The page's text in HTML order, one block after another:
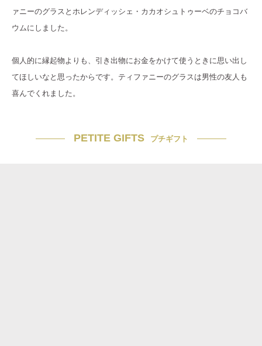
ァニーのグラスとホレンディッシェ・カカオシュトゥーベのチョコバ
ウムにしました。
個人的に縁起物よりも、引き出物にお金をかけて使うときに思い出し
てほしいなと思ったからです。ティファニーのグラスは男性の友人も
喜んでくれました。
PETITE GIFTS プチギフト